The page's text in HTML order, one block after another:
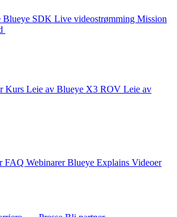
Blueye SDK Live videostrømming Mission
Kurs Leie av Blueye X3 ROV Leie av
FAQ WebinarerBlueye Explains Videoer